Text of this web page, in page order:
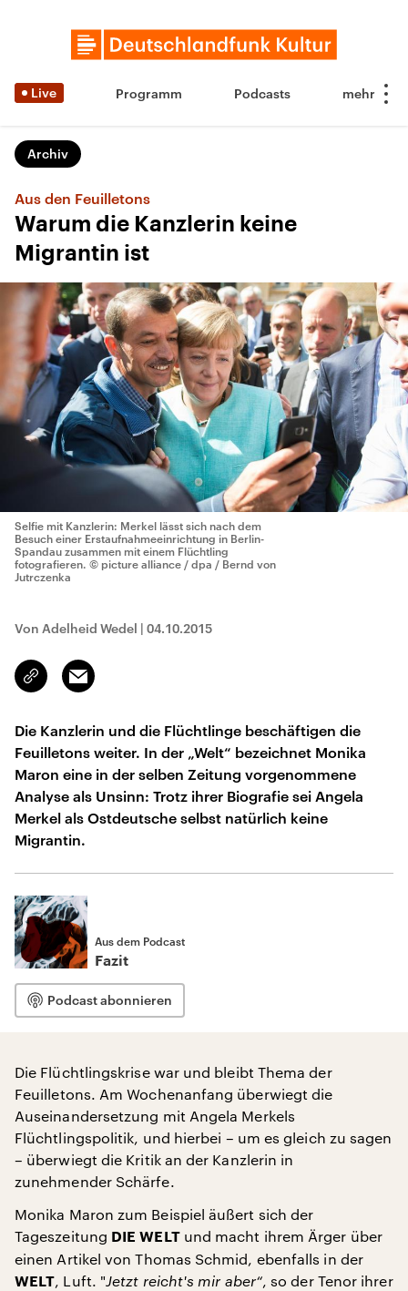
Live Programm Podcasts
Archiv
Aus den Feuilletons
Warum die Kanzlerin keine
Migrantin ist
Selfie mit Kanzlerin: Merkel lässt sich nach dem
Besuch einer Erstaufnahmeeinrichtung in Berlin-
Spandau zusammen mit einem Flüchtling
fotografieren. © picture alliance / dpa / Bernd von
Jutrczenka
Von Adelheid Wedel | 04.10.2015
Link
kopieren/teilen
Email
Die Kanzlerin und die Flüchtlinge beschäftigen die
Feuilletons weiter. In der „Welt“ bezeichnet Monika
Maron eine in der selben Zeitung vorgenommene
Analyse als Unsinn: Trotz ihrer Biografie sei Angela
Merkel als Ostdeutsche selbst natürlich keine
Migrantin.
Aus dem Podcast
Fazit
Podcast abonnieren
Die Flüchtlingskrise war und bleibt Thema der
Feuilletons. Am Wochenanfang überwiegt die
Auseinandersetzung mit Angela Merkels
Flüchtlingspolitik, und hierbei – um es gleich zu sagen
– überwiegt die Kritik an der Kanzlerin in
zunehmender Schärfe.
Monika Maron zum Beispiel äußert sich der
Tageszeitung DIE WELTund macht ihrem Ärger über
einen Artikel von Thomas Schmid, ebenfalls in der
WELT, Luft. "Jetzt reicht's mir aber“, so der Tenor ihrer